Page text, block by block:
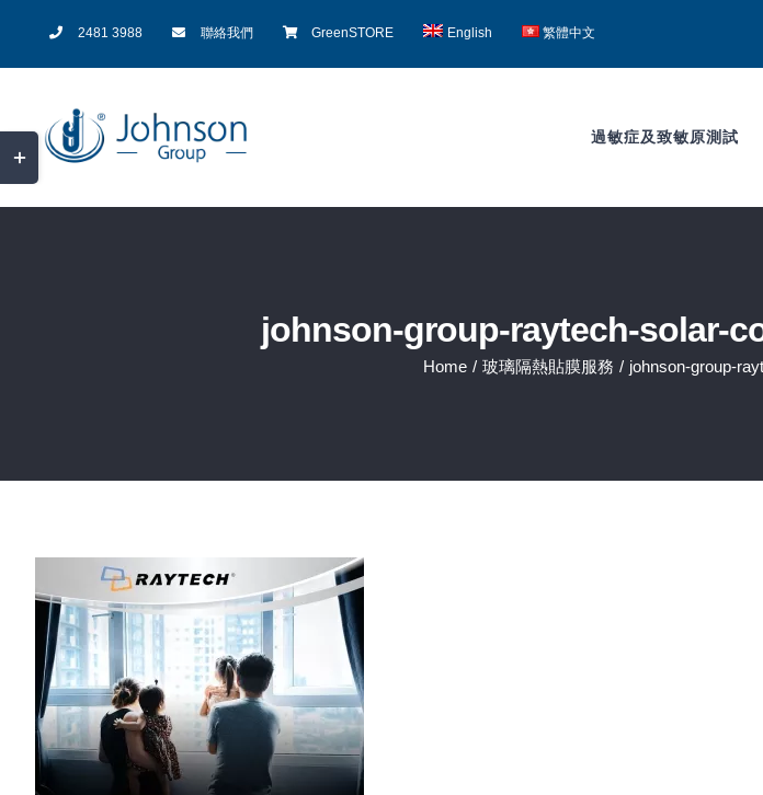
content
2481 3988 聯絡我們 GreenSTORE English 繁體中文
過敏症及致敏原測試
johnson-group-raytech-solar-
Home / 玻璃隔熱貼膜服務 / johnson-group-
Toggle
Sliding